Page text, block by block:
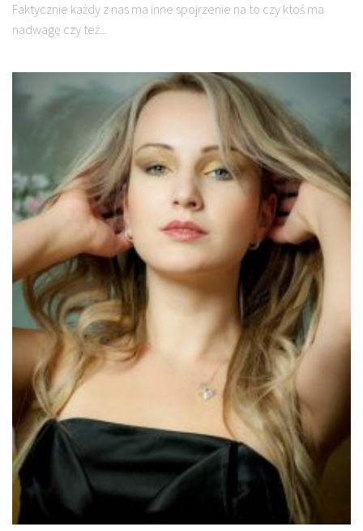
Faktycznie każdy z nas ma inne spojrzenie na to czy ktoś ma
nadwagę czy też...